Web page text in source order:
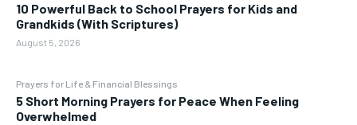
10 Powerful Back to School Prayers for Kids and
Grandkids (With Scriptures)
August 5, 2026
Prayers for Life & Financial Blessings
5 Short Morning Prayers for Peace When Feeling
Overwhelmed